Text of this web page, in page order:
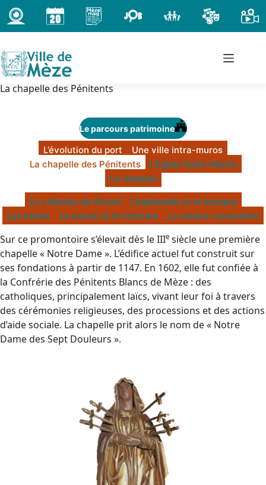
Passer
au
contenu
La chapelle des Pénitents
Le parcours patrimoine
L’évolution du port
Une ville intra-muros
La chapelle des Pénitents
L’Église Saint Hilaire
Le rempart
Le château de Girard
L’esplanade et le kiosque
Les halles
La mairie et la fontaine La maison consulaire
Sur ce promontoire s’élevait dès le IIIesiècle une première
chapelle « Notre Dame ». L’édifice actuel fut construit sur
ses fondations à partir de 1147. En 1602, elle fut confiée à
la Confrérie des Pénitents Blancs de Mèze : des
catholiques, principalement laïcs, vivant leur foi à travers
des cérémonies religieuses, des processions et des actions
d’aide sociale. La chapelle prit alors le nom de « Notre
Dame des Sept Douleurs ».